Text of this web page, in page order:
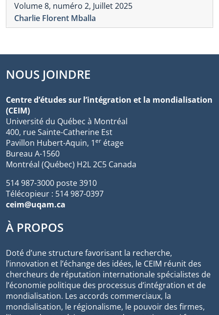
Volume 8, numéro 2, Juillet 2025
Charlie Florent Mballa
NOUS JOINDRE
Centre d’études sur l’intégration et la mondialisation
(CEIM)
Université du Québec à Montréal
400, rue Sainte-Catherine Est
Pavillon Hubert-Aquin, 1er étage
Bureau A-1560
Montréal (Québec) H2L 2C5 Canada
514 987-3000 poste 3910
Télécopieur : 514 987-0397
ceim@uqam.ca
À PROPOS
Doté d’une structure favorisant la recherche,
l’innovation et l’échange des idées, le CEIM réunit des
chercheurs de réputation internationale spécialistes de
l’économie politique des processus d’intégration et de
mondialisation. Les accords commerciaux, la
mondialisation, le régionalisme, le pouvoir des firmes,